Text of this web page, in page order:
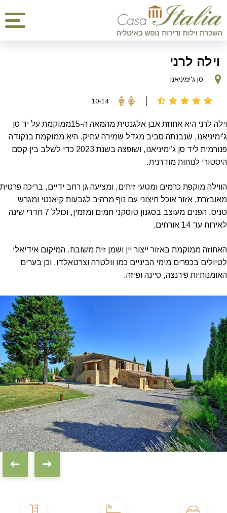
וילה לרני
10-14
סן ג'ימיניאנו
וילה לרני היא אחוזת אבן אלגנטית מהמאה ה-15ממוקמת על יד סן
ג’ימיניאנו, שנבנתה סביב מגדל שמירה עתיק. היא ממוקמת בנקודה
פנורמית ליד סן ג’ימיניאנו, ושופצה בשנת 2023 כדי לשלב בין קסם
היסטורי לנוחות מודרנית.
הווילה מוקפת כרמים ומטעי זיתים, ומציעה גן רחב ידיים, בריכה פרטית
מאובזרת, אזור אוכל חיצוני עם נוף מרהיב לגבעות קיאנטי ומגרש
טניס. הפנים מעוצב בסגנון טוסקני חמים ומזמין, וכולל 7 חדרי שינה
לאירוח עד 14 אורחים.
האחוזה ממוקמת באזור ייצור יין ושמן זית משובח. המיקום אידיאלי
לטיולים בכפרים מימי הביניים כמו וולטרה וצרטאלדו, וכן בערים
האומנותיות פירנצה, סיינה ופיזה.